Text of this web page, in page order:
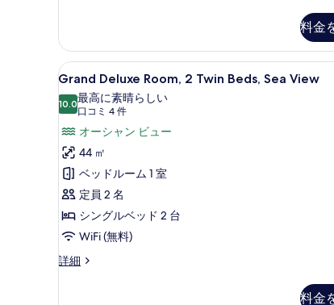
す
る
2
ベ
ッ
ド
ル
ー
ム
シ
ー
ビ
ュ
シ
ャ
ル
イ
ト
2
ベ
ッ
ド
ー
ム
ー
料金
Grand
Deluxe
Room,
2
Twin
Beds,
Sea
View
の
す
べ
6
Grand Deluxe Room, 2 Twin Beds, Sea View
10.010 点中 10.0
最高に素晴らしい
口コミ 4 件
(口
コ
ミ
件)
オーシャン ビュー
44 ㎡
ベッドルーム 1 室
定員 2 名
シングルベッド 2 台
WiFi (無料)
詳細
Grand
料金